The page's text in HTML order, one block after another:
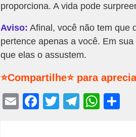
proporciona. A vida pode
Aviso: Afinal, você não tem que
pertence apenas a você. Em
que elas o assustem.
⭐Compartilhe⭐ para
E
F
T
T
W